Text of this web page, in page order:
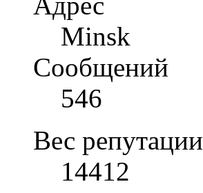
Minsk
Сообщений
546
Вес репутации
14412